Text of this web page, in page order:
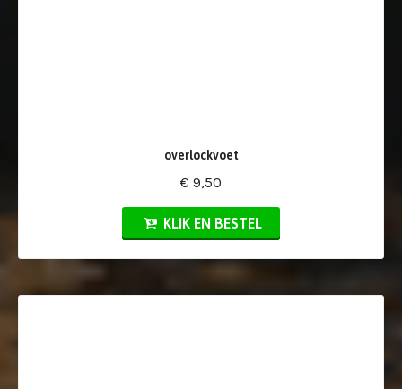
overlockvoet
€ 9,50
KLIK EN BESTEL